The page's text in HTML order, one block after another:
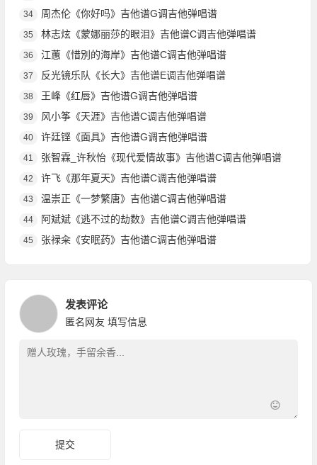
34 周杰伦《你好吗》吉他谱G调吉他弹唱谱
35 林志炫《蒙娜丽莎的眼泪》吉他谱C调吉他弹唱谱
36 江蕙《惜別的海岸》吉他谱C调吉他弹唱谱
37 反光镜乐队《长大》吉他谱E调吉他弹唱谱
38 王峰《红唇》吉他谱G调吉他弹唱谱
39 风小筝《天涯》吉他谱C调吉他弹唱谱
40 许廷铿《面具》吉他谱G调吉他弹唱谱
41 张智霖_许秋怡《现代爱情故事》吉他谱C调吉他弹唱谱
42 许飞《那年夏天》吉他谱C调吉他弹唱谱
43 温崇正《一梦繁唐》吉他谱C调吉他弹唱谱
44 阿斌斌《逃不过的劫数》吉他谱C调吉他弹唱谱
45 张禄籴《安眠药》吉他谱C调吉他弹唱谱
发表评论
匿名网友 填写信息